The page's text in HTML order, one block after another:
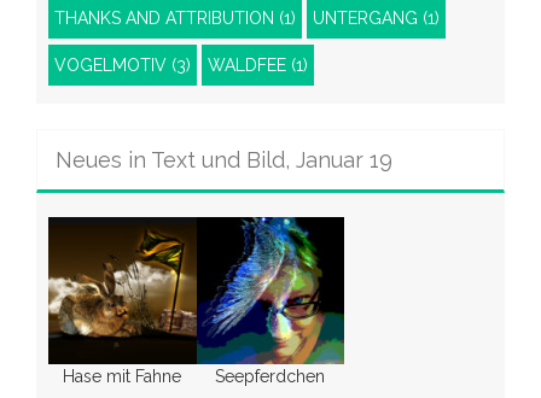
THANKS AND ATTRIBUTION (1) UNTERGANG (1)
VOGELMOTIV (3) WALDFEE (1)
Neues in Text und Bild, Januar 19
Hase mit Fahne Seepferdchen